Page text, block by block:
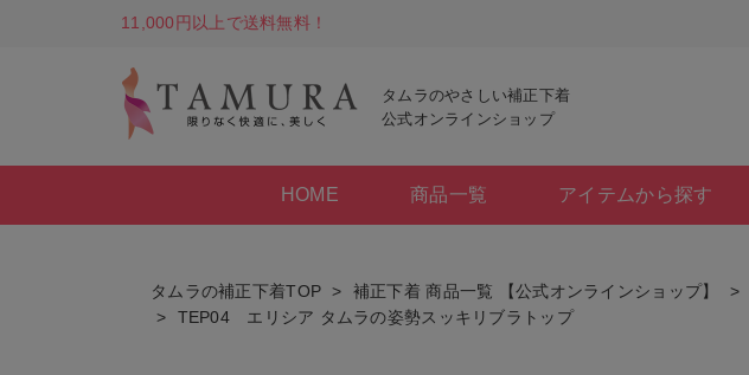
11,000円以上で送料無料！
タムラのやさしい補正下着
公式オンラインショップ
HOME 商品一覧 アイテムから探す
タムラの補正下着TOP 補正下着 商品一覧 【公式オンラインショップ】
TEP04 エリシア タムラの姿勢スッキリブラトップ